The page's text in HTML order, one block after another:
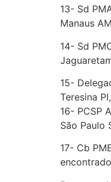
13- Sd
Manaus
14- Sd
15-
Teresina
16- PCSP
São Paulo
17- Cb